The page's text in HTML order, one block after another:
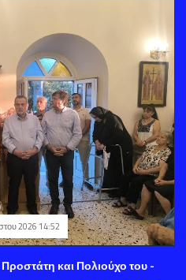
2026 14:52
και Πολιούχο του -